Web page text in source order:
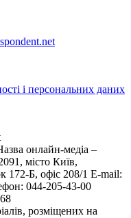
і персональних даних
онлайн-медіа –
місто Київ,
Б, офіс 208/1 E-mail:
044-205-43-00
розміщених на